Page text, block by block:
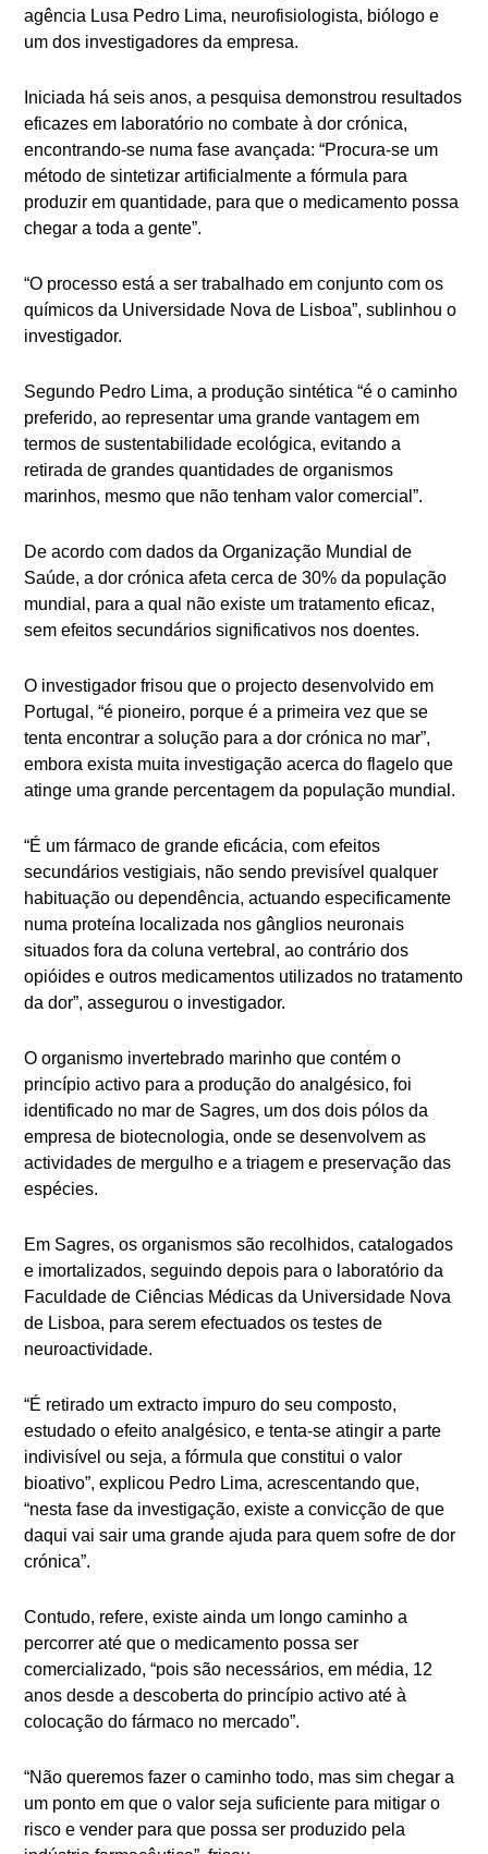
agência Lusa Pedro Lima, neurofisiologista, biólogo e
um dos investigadores da empresa.
Iniciada há seis anos, a pesquisa demonstrou resultados
eficazes em laboratório no combate à dor crónica,
encontrando-se numa fase avançada: “Procura-se um
método de sintetizar artificialmente a fórmula para
produzir em quantidade, para que o medicamento possa
chegar a toda a gente”.
“O processo está a ser trabalhado em conjunto com os
químicos da Universidade Nova de Lisboa”, sublinhou o
investigador.
Segundo Pedro Lima, a produção sintética “é o caminho
preferido, ao representar uma grande vantagem em
termos de sustentabilidade ecológica, evitando a
retirada de grandes quantidades de organismos
marinhos, mesmo que não tenham valor comercial”.
De acordo com dados da Organização Mundial de
Saúde, a dor crónica afeta cerca de 30% da população
mundial, para a qual não existe um tratamento eficaz,
sem efeitos secundários significativos nos doentes.
O investigador frisou que o projecto desenvolvido em
Portugal, “é pioneiro, porque é a primeira vez que se
tenta encontrar a solução para a dor crónica no mar”,
embora exista muita investigação acerca do flagelo que
atinge uma grande percentagem da população mundial.
“É um fármaco de grande eficácia, com efeitos
secundários vestigiais, não sendo previsível qualquer
habituação ou dependência, actuando especificamente
numa proteína localizada nos gânglios neuronais
situados fora da coluna vertebral, ao contrário dos
opióides e outros medicamentos utilizados no tratamento
da dor”, assegurou o investigador.
O organismo invertebrado marinho que contém o
princípio activo para a produção do analgésico, foi
identificado no mar de Sagres, um dos dois pólos da
empresa de biotecnologia, onde se desenvolvem as
actividades de mergulho e a triagem e preservação das
espécies.
Em Sagres, os organismos são recolhidos, catalogados
e imortalizados, seguindo depois para o laboratório da
Faculdade de Ciências Médicas da Universidade Nova
de Lisboa, para serem efectuados os testes de
neuroactividade.
“É retirado um extracto impuro do seu composto,
estudado o efeito analgésico, e tenta-se atingir a parte
indivisível ou seja, a fórmula que constitui o valor
bioativo”, explicou Pedro Lima, acrescentando que,
“nesta fase da investigação, existe a convicção de que
daqui vai sair uma grande ajuda para quem sofre de dor
crónica”.
Contudo, refere, existe ainda um longo caminho a
percorrer até que o medicamento possa ser
comercializado, “pois são necessários, em média, 12
anos desde a descoberta do princípio activo até à
colocação do fármaco no mercado”.
“Não queremos fazer o caminho todo, mas sim chegar a
um ponto em que o valor seja suficiente para mitigar o
risco e vender para que possa ser produzido pela